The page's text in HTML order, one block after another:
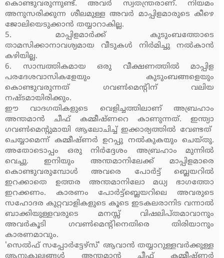
കൊണ്ടുവരുന്നുണ്ട്. അവര്‍ സ്വതന്ത്രരാണ്. നിയമം
അനുസരിക്കുന്ന ശീലമുള്ള അവര്‍ മാപ്പിളമാരുടെ കീഴെ
ജോലിയെടുക്കാന്‍ തയ്യാറാകില്ല.
5. മാപ്പിളമാര്‍ക്ക് കുടുംബത്തോടെ
താമസിക്കാനാവശ്യമായ വീടുകള്‍ നിര്‍മിച്ചു നല്‍കാന്‍
കഴിയില്ല.
6. സാമ്പത്തികമായ ഒരു വീക്ഷണത്തില്‍ മാപ്പിള
പരദേശവാസികളേയും കുടുംബങ്ങളെയും
കൊണ്ടുവരുന്നത് ഗവണ്‍മെന്റിന് വലിയ
നഷ്ടമായിരിക്കും.
ഈ വാദഗതികളുടെ വെളിച്ചത്തിലാണ് അബ്രഹാം
അന്തമാന്‍ ചീഫ് കമ്മീഷ്ണറെ കാണുന്നത്. ഇന്ത്യാ
ഗവണ്‍മെന്റുമായി ആലോചിച്ച് ഇക്കാര്യത്തില്‍ വേണ്ടത്
ചെയ്യാമെന്ന് കമ്മീഷ്ണര്‍ ഉറപ്പു നല്‍കുകയും ചെയ്തു.
അതോടൊപ്പം ഒരു നിര്‍ദ്ദേശം അബ്രഹാം മുന്നില്‍
വെച്ചു. ഇനിയും അന്തമാനിലേക്ക് മാപ്പിളമാരെ
കൊണ്ടുവരുമ്പോള്‍ അവരെ പോര്‍ട്ട് ബ്ലെയറില്‍
ഇറക്കാതെ ഉത്തര അന്തമാനിലോ മധ്യ ഭാഗത്തോ
ഇറക്കണം. കാരണം പോര്‍ട്ട്‌ബ്ലെയറിലെ അവരുടെ
സഹോദര കുറ്റവാളികളുടെ കൂടെ ഇടകലരാനിട വന്നാല്‍
ബാക്കിയുള്ളവരുടെ മനസ്സ് വിഷലിപ്തമാവാനും
അവര്‍കൂടി ഗവണ്‍മെന്റിനെതിരെ തിരിയാനും
കാരണമാവും.
'സെല്‍ഫ്‌ സപ്പോര്‍ട്ടേഴ്‌സ്' ആവാന്‍ തയ്യാറുള്ളവര്‍ക്കുള്ള